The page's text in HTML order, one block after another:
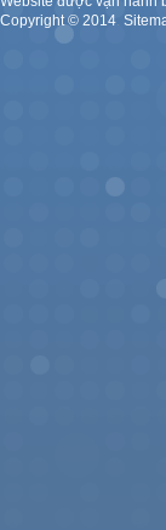
Copyright © 2014.